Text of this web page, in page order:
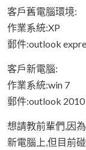
客戶舊電腦環境:
作業系統:XP
郵件:outlook
客戶新電腦:
作業系統:win 7
郵件:outlook 2010
想請教前輩們,因
新電腦上,但目前